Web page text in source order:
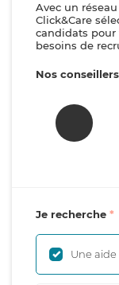
Avec un
Click&Care
candidats
besoins de
Nos
Je recherche
Une